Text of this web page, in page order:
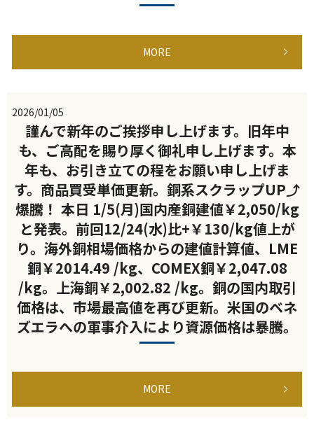
MORE
2026/01/05
謹んで新年のご挨拶申し上げます。旧年中
も、ご高配を賜り厚く御礼申し上げます。本
年も、お引き立ての程をお願い申し上げま
す。商品買受単価更新。銅系スクラップUP⤴
爆騰！ 本日 1/5(月)国内産銅建値￥2,050/kg
と発表。前回12/24(水)比+￥130/kg値上が
り。海外銅相場価格からの建値計算値、LME
銅￥2014.49 /kg、COMEX銅￥2,047.08
/kg。上海銅￥2,002.82 /kg。銅の国内取引
価格は、市場最高値を再び更新。米国のベネ
ズエラへの軍事介入により資源価格は暴騰。
MORE